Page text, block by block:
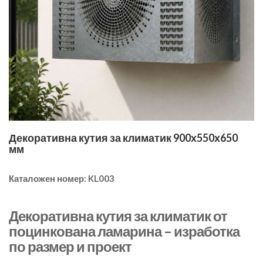
Декоративна кутия за климатик 900х550х650
мм
Каталожен номер: KL003
Декоративна кутия за климатик от
поцинкована ламарина – изработка
по размер и проект